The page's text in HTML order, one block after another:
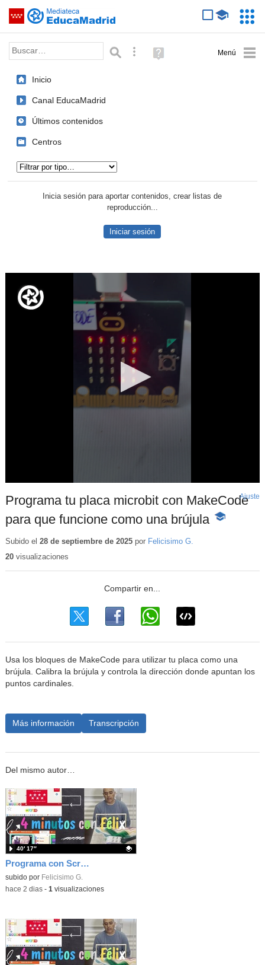
Saltar navegación
Palabra o frase: Búsqueda avanzada
Ayuda
(en
Inicio
Canal EducaMadrid
Últimos contenidos
Centros
Inicia sesión para aportar contenidos, crear listas de
reproducción...
Iniciar sesión
Programa tu placa microbit con MakeCode
para que funcione como una brújula -
Ajuste
Subido el 28 de septiembre de 2025por Felicisimo G.
20visualizaciones
Usa los bloques de MakeCode para utilizar tu placa como una
brújula. Calibra la brújula y controla la dirección donde apuntan los
puntos cardinales.
Más información Transcripción
Del mismo autor…
Programa con Scratch, 8 diferentes juegos para vivir la emoción de los partidos de España en el mundial 2026
Contenido educativo.
subido por Felicisimo G.
40′ 17″
-hace 2 dias- 1 visualizaciones